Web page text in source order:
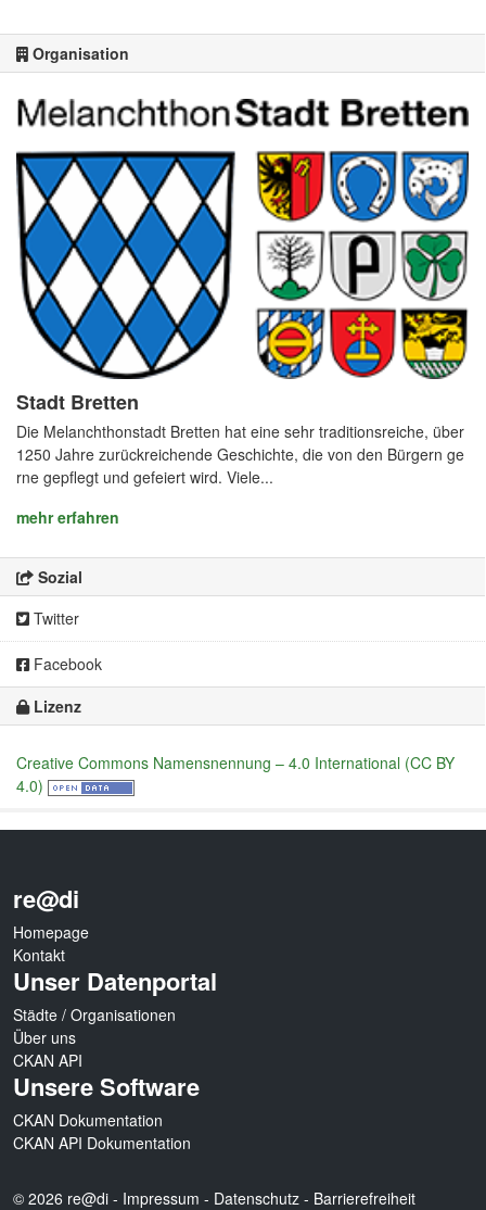
Organisation
Stadt Bretten
Die Melanchthonstadt Bretten hat eine sehr traditionsreiche, über
1250 Jahre zurückreichende Geschichte, die von den Bürgern ge
rne gepflegt und gefeiert wird. Viele...
mehr erfahren
Sozial
Twitter
Facebook
Lizenz
Creative Commons Namensnennung – 4.0 International (CC BY
4.0)
re@di
Homepage
Kontakt
Unser Datenportal
Städte / Organisationen
Über uns
CKAN API
Unsere Software
CKAN Dokumentation
CKAN API Dokumentation
© 2026 re@di - Impressum - Datenschutz - Barrierefreiheit